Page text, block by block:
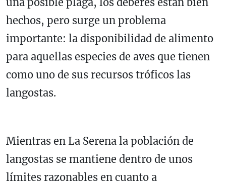
hechos, pero surge un problema
importante: la disponibilidad de alimento
para aquellas especies de aves que tienen
como uno de sus recursos tróficos las
langostas.
Mientras en La Serena la población de
langostas se mantiene dentro de unos
límites razonables en cuanto a